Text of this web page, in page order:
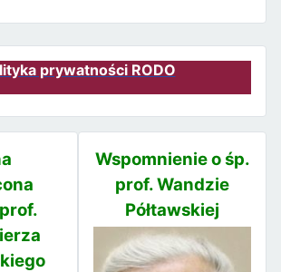
prywatności RODO
Wspomnienie o śp.
prof. Wandzie
Półtawskiej